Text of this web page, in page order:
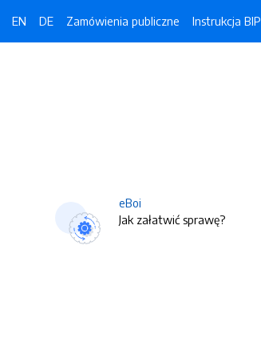
EN DE Zamówienia publiczne Instrukcja BIP
eBoi
Jak załatwić sprawę?